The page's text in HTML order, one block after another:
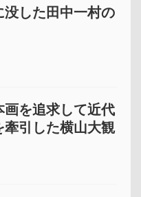
没した田中一村の
画を追求して近代
牽引した横山大観